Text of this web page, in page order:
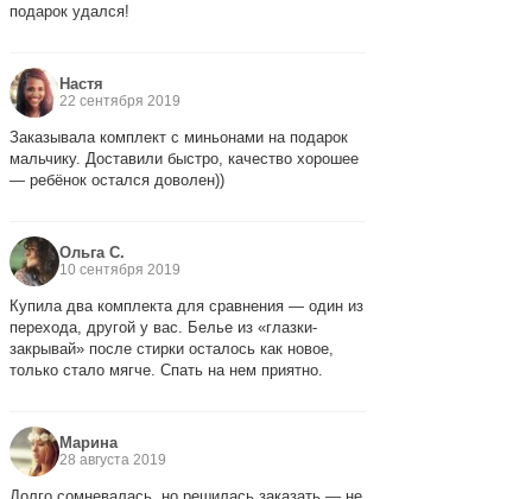
подарок удался!
Настя
22 сентября 2019
Заказывала комплект с миньонами на подарок
мальчику. Доставили быстро, качество хорошее
— ребёнок остался доволен))
Ольга С.
10 сентября 2019
Купила два комплекта для сравнения — один из
перехода, другой у вас. Белье из «глазки-
закрывай» после стирки осталось как новое,
только стало мягче. Спать на нем приятно.
Марина
28 августа 2019